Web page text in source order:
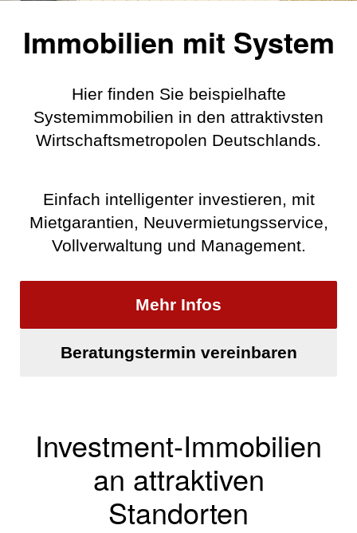
Immobilien mit System
Hier finden Sie beispielhafte
Systemimmobilien in den attraktivsten
Wirtschaftsmetropolen Deutschlands.
Einfach intelligenter investieren, mit
Mietgarantien, Neuvermietungsservice,
Vollverwaltung und Management.
Mehr Infos
Beratungstermin vereinbaren
Investment-Immobilien
an attraktiven
Standorten